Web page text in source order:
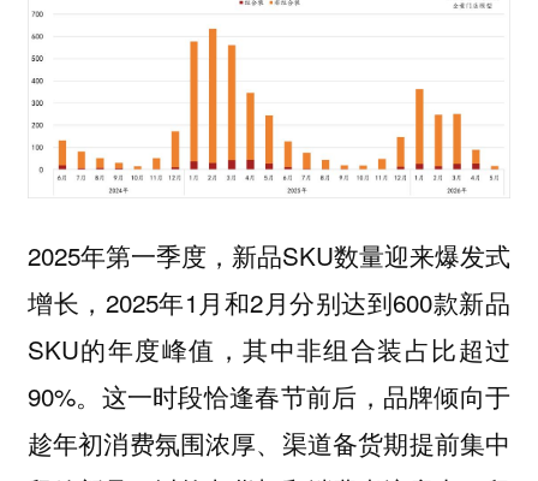
2025年第一季度，新品SKU数量迎来爆发式
增长，2025年1月和2月分别达到600款新品
SKU的年度峰值，其中非组合装占比超过
90%。这一时段恰逢春节前后，品牌倾向于
趁年初消费氛围浓厚、渠道备货期提前集中